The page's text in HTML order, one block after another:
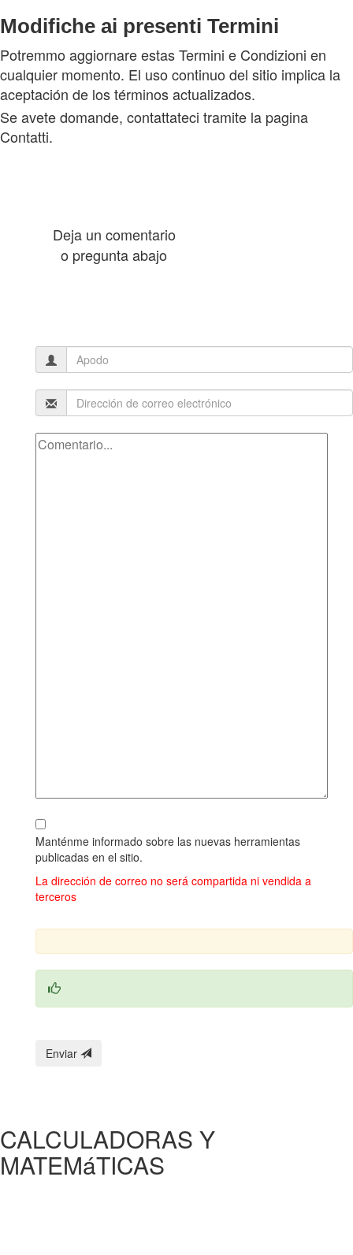
Modifiche ai presenti Termini
Potremmo aggiornare estas Termini e Condizioni en
cualquier momento. El uso continuo del sitio implica la
aceptación de los términos actualizados.
Se avete domande, contattateci tramite la pagina
Contatti.
Deja un comentario
o pregunta abajo
Manténme informado sobre las nuevas herramientas
publicadas en el sitio.
La dirección de correo no será compartida ni vendida a
terceros
Enviar
CALCULADORAS Y
MATEMáTICAS